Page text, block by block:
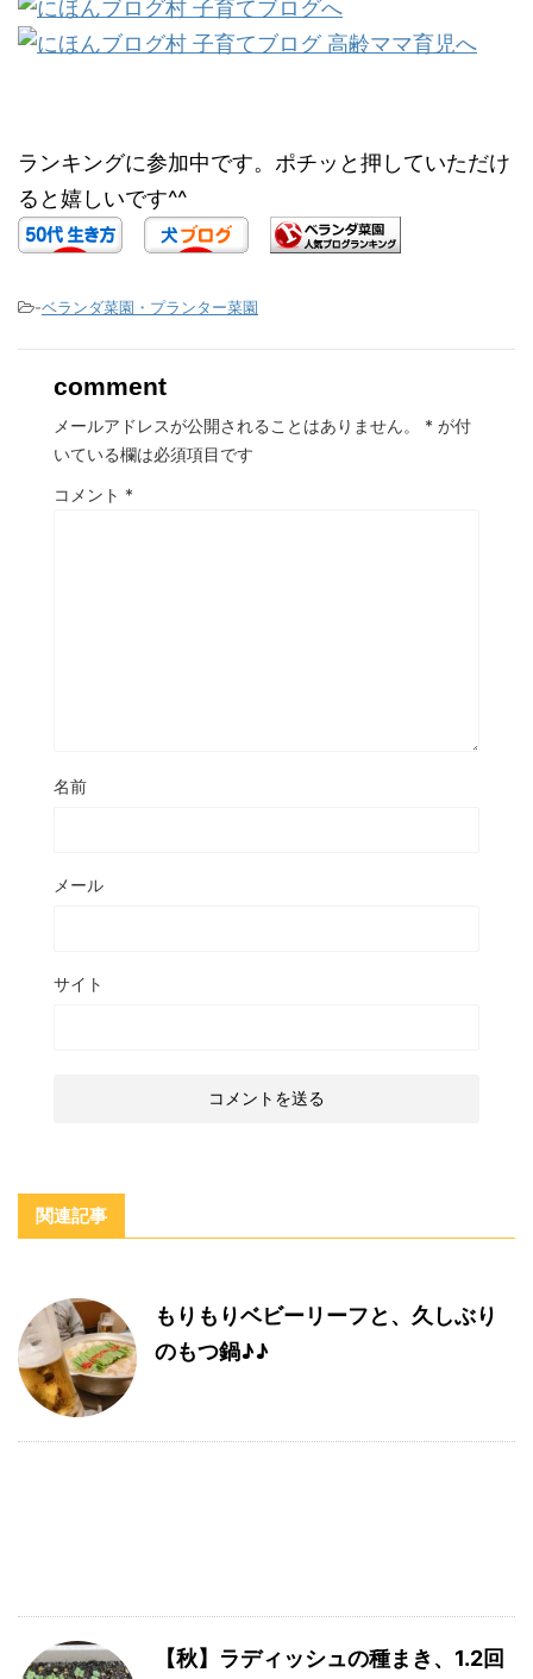
ランキングに参加中です。ポチッと押していただけ
ると嬉しいです^^
-ベランダ菜園・プランター菜園
comment
メールアドレスが公開されることはありません。 * が付
いている欄は必須項目です
コメント *
名前
メール
サイト
関連記事
もりもりベビーリーフと、久しぶり
のもつ鍋♪♪
【秋】ラディッシュの種まき、1.2回